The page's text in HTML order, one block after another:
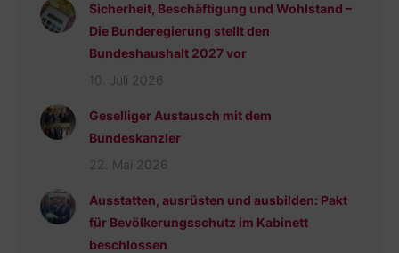
Sicherheit, Beschäftigung und Wohlstand –
Die Bunderegierung stellt den
Bundeshaushalt 2027 vor
10. Juli 2026
Geselliger Austausch mit dem
Bundeskanzler
22. Mai 2026
Ausstatten, ausrüsten und ausbilden: Pakt
für Bevölkerungsschutz im Kabinett
beschlossen